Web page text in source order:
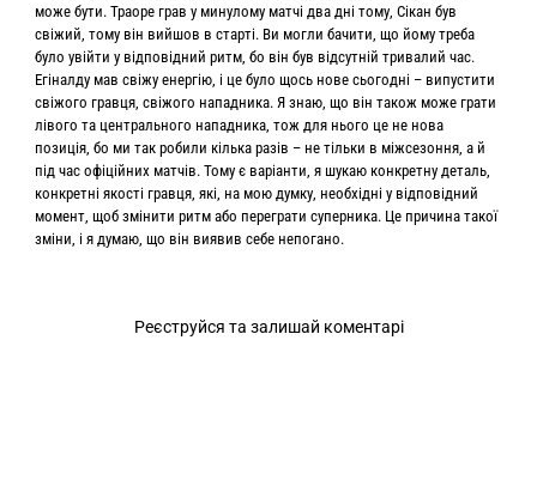
може бути. Траоре грав у минулому матчі два дні тому, Сікан був
свіжий, тому він вийшов в старті. Ви могли бачити, що йому треба
було увійти у відповідний ритм, бо він був відсутній тривалий час.
Егіналду мав свіжу енергію, і це було щось нове сьогодні – випустити
свіжого гравця, свіжого нападника. Я знаю, що він також може грати
лівого та центрального нападника, тож для нього це не нова
позиція, бо ми так робили кілька разів – не тільки в міжсезоння, а й
під час офіційних матчів. Тому є варіанти, я шукаю конкретну деталь,
конкретні якості гравця, які, на мою думку, необхідні у відповідний
момент, щоб змінити ритм або переграти суперника. Це причина такої
зміни, і я думаю, що він виявив себе непогано.